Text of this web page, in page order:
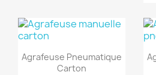
Aperçu rapide
Agrafeuse Pneumatique
Carton